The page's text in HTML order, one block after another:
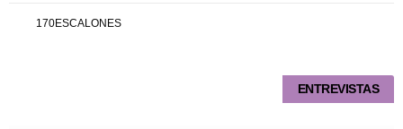
170ESCALONES
ENTREVISTAS